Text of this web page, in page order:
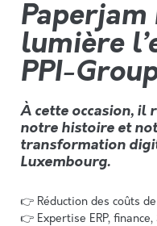
Paperjam
lumière
PPI-
À cette occasion, il
notre histoire et
transformation
Luxembourg.
👉 Réduction des coûts
👉 Expertise ERP,